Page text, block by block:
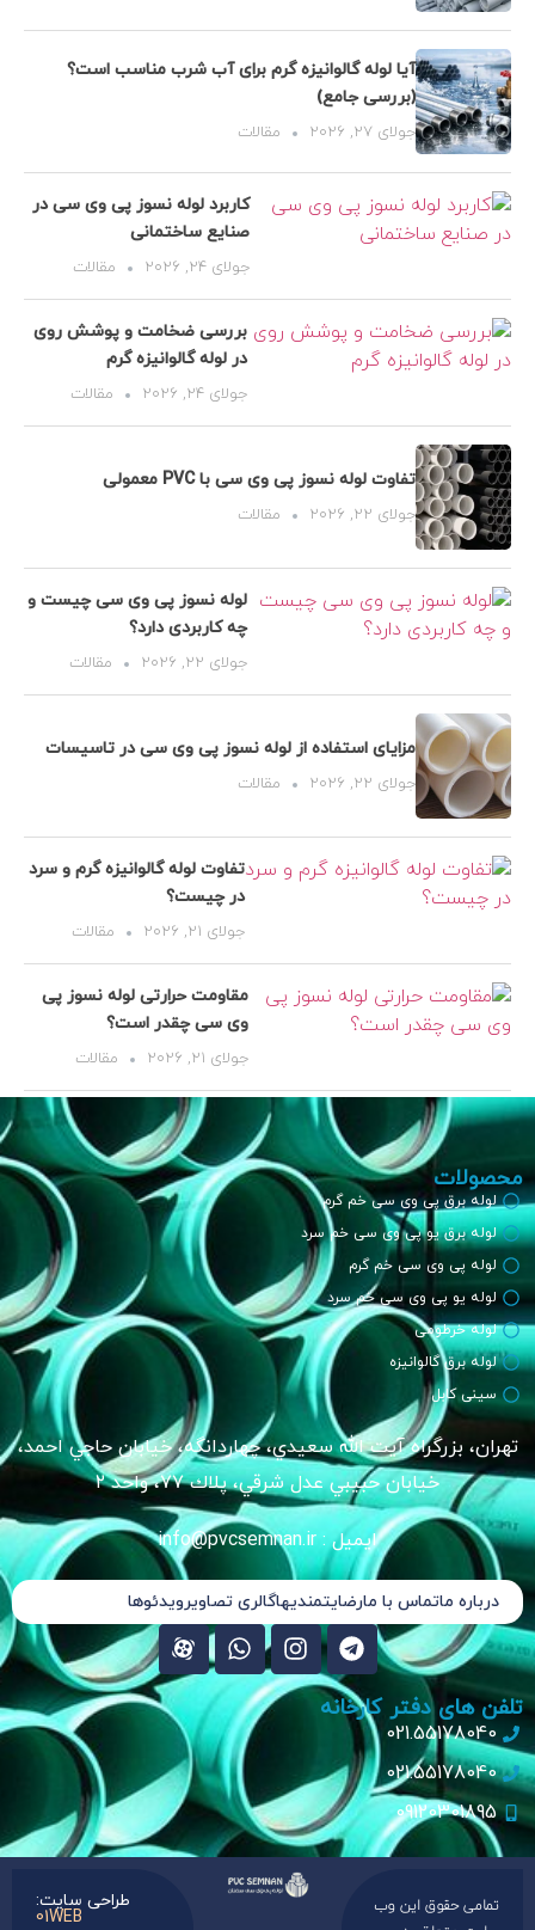
آیا لوله گالوانیزه گرم برای آب شرب مناسب است؟
(بررسی جامع)
جولای 27, 2026 مقالات
کاربرد لوله نسوز پی وی سی در
صنایع ساختمانی
جولای 24, 2026 مقالات
بررسی ضخامت و پوشش روی
در لوله گالوانیزه گرم
جولای 24, 2026 مقالات
تفاوت لوله نسوز پی وی سی با PVC معمولی
جولای 22, 2026 مقالات
لوله نسوز پی وی سی چیست و
چه کاربردی دارد؟
جولای 22, 2026 مقالات
مزایای استفاده از لوله نسوز پی وی سی در تاسیسات
جولای 22, 2026 مقالات
تفاوت لوله گالوانیزه گرم و سرد
در چیست؟
جولای 21, 2026 مقالات
مقاومت حرارتی لوله نسوز پی
وی سی چقدر است؟
جولای 21, 2026 مقالات
محصولات
لوله برق پی وی سی خم گرم
لوله برق یو پی وی سی خم سرد
لوله پی وی سی خم گرم
لوله یو پی وی سی خم سرد
لوله خرطومی
لوله برق گالوانیزه
سینی کابل
تهران، بزرگراه آيت الله سعيدي، چهاردانگه، خيابان حاجي احمد،
خیابان حبيبي عدل شرقي، پلاك ٧٧، واحد ٢
ایمیل : info@pvcsemnan.ir
درباره ماتماس با مارضایتمندیهاگالری تصاویر ویدئوها
تلفن های دفتر کارخانه
021.55178040
021.55178040
09120301895
تمامی حقوق این وب
طراحی سایت:
01WEB